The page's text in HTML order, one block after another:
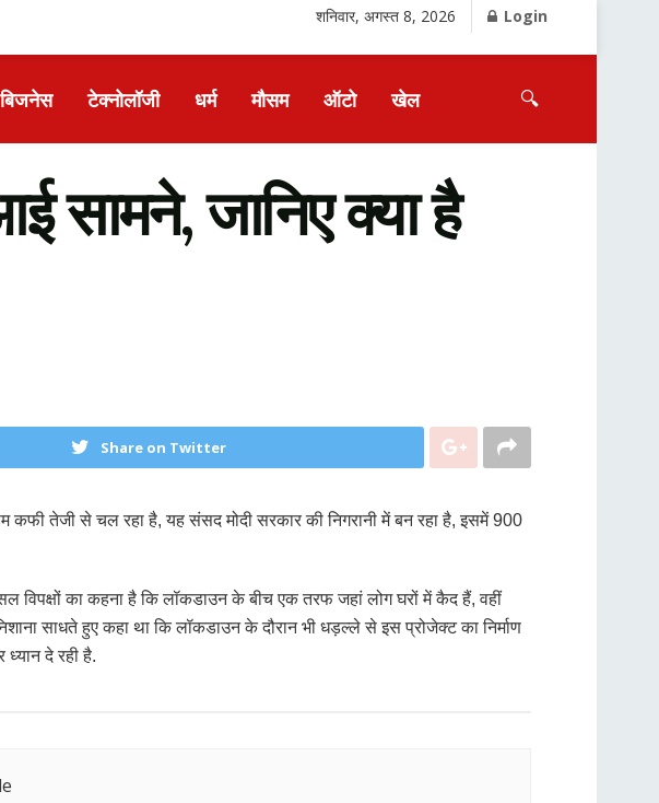
शनिवार, अगस्त 8, 2026 Login
बिजनेस टेक्नोलॉजी धर्म मौसम ऑटो खेल 🔍
सामने, जानिए क्या है
Share on Twitter
तेजी से चल रहा है, यह संसद मोदी सरकार की निगरानी में बन रहा है, इसमें 900
विपक्षों का कहना है कि लॉकडाउन के बीच एक तरफ जहां लोग घरों में कैद हैं, वहीं
साधते हुए कहा था कि लॉकडाउन के दौरान भी धड़ल्ले से इस प्रोजेक्ट का निर्माण
दे रही है.